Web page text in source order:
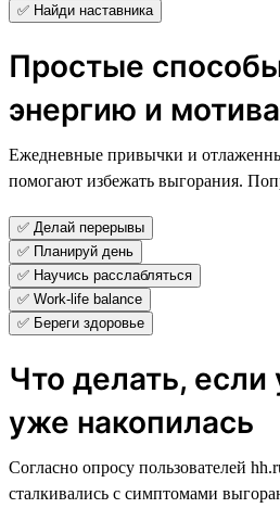
✅ Найди наставника
Простые
энергию и
Ежедневные привычки и
помогают избежать выгорания.
✅ Делай перерывы
✅ Планируй день
✅ Научись расслабляться
✅ Work-life balance
✅ Береги здоровье
Что делать, если
уже накопилась
Согласно опросу пользователей
сталкивались с симптомами